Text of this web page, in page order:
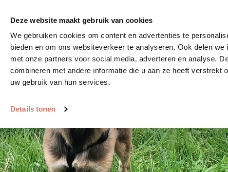
Deze website maakt gebruik van cookies
We gebruiken cookies om content en advertenties te
bieden en om ons websiteverkeer te analyseren. Ook delen
met onze partners voor social media, adverteren en analyse.
combineren met andere informatie die u aan ze heeft verstrekt
uw gebruik van hun services.
Details tonen
Plaats huisdier Hoe werkt het?